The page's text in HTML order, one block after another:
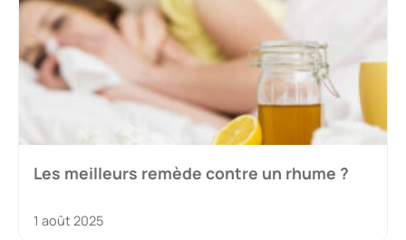
Les meilleurs remède contre un rhume ?
1 août 2025